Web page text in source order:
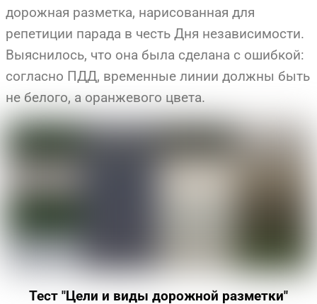
дорожная разметка, нарисованная для
репетиции парада в честь Дня независимости.
Выяснилось, что она была сделана с ошибкой:
согласно ПДД, временные линии должны быть
не белого, а оранжевого цвета.
Тест "Цели и виды дорожной разметки"